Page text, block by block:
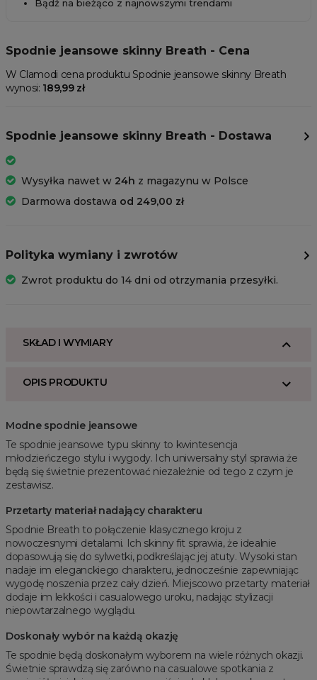
Bądź na bieżąco z najnowszymi trendami
Spodnie jeansowe skinny Breath - Cena
W Clamodi cena produktu Spodnie jeansowe skinny Breath
wynosi: 189,99 zł
Spodnie jeansowe skinny Breath - Dostawa
Wysyłka nawet w 24h z magazynu w Polsce
Darmowa dostawa od 249,00 zł
Polityka wymiany i zwrotów
Zwrot produktu do 14 dni od otrzymania przesyłki.
SKŁAD I WYMIARY
OPIS PRODUKTU
Modne spodnie jeansowe
Te spodnie jeansowe typu skinny to kwintesencja
młodzieńczego stylu i wygody. Ich uniwersalny styl sprawia że
będą się świetnie prezentować niezależnie od tego z czym je
zestawisz.
Przetarty materiał nadający charakteru
Spodnie Breath to połączenie klasycznego kroju z
nowoczesnymi detalami. Ich skinny fit sprawia, że idealnie
dopasowują się do sylwetki, podkreślając jej atuty. Wysoki stan
nadaje im eleganckiego charakteru, jednocześnie zapewniając
wygodę noszenia przez cały dzień. Miejscowo przetarty materiał
dodaje im lekkości i casualowego uroku, nadając stylizacji
niepowtarzalnego wyglądu.
Doskonały wybór na każdą okazję
Te spodnie będą doskonałym wyborem na wiele różnych okazji.
Świetnie sprawdzą się zarówno na casualowe spotkania z